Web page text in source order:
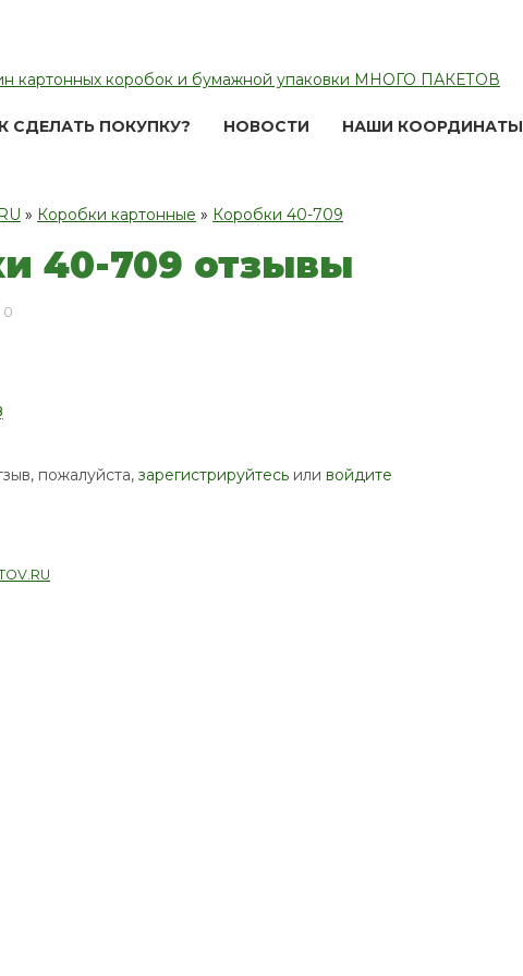
СДЕЛАТЬ ПОКУПКУ? НОВОСТИ НАШИ КООРДИНАТЫ
» Коробки картонные » Коробки 40-709
40-709 отзывы
0
пожалуйста, зарегистрируйтесь или войдите